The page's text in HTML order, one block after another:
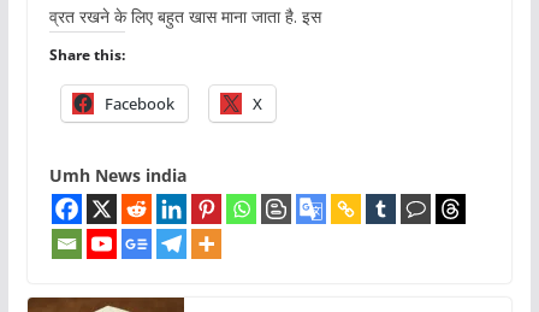
व्रत रखने के लिए बहुत खास माना जाता है. इस
Share this:
Facebook X
Umh News india